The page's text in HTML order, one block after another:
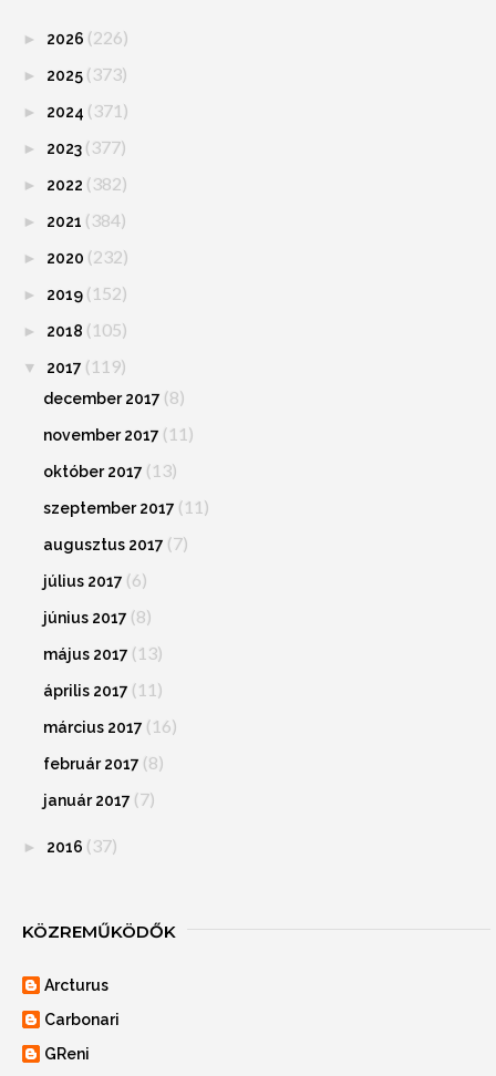
► 2026 (226)
► 2025 (373)
► 2024 (371)
► 2023 (377)
► 2022 (382)
► 2021 (384)
► 2020 (232)
► 2019 (152)
► 2018 (105)
▼ 2017 (119)
december 2017 (8)
november 2017 (11)
október 2017 (13)
szeptember 2017 (11)
augusztus 2017 (7)
július 2017 (6)
június 2017 (8)
május 2017 (13)
április 2017 (11)
március 2017 (16)
február 2017 (8)
január 2017 (7)
► 2016 (37)
KÖZREMŰKÖDŐK
Arcturus
Carbonari
GReni